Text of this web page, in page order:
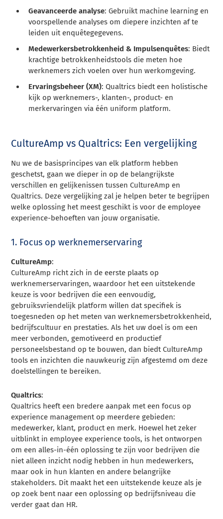
Geavanceerde analyse: Gebruikt machine learning en
voorspellende analyses om diepere inzichten af te
leiden uit enquêtegegevens.
Medewerkersbetrokkenheid & Impulsenquêtes: Biedt
krachtige betrokkenheidstools die meten hoe
werknemers zich voelen over hun werkomgeving.
Ervaringsbeheer (XM): Qualtrics biedt een holistische
kijk op werknemers-, klanten-, product- en
merkervaringen via één uniform platform.
CultureAmp vs Qualtrics: Een vergelijking
Nu we de basisprincipes van elk platform hebben
geschetst, gaan we dieper in op de belangrijkste
verschillen en gelijkenissen tussen CultureAmp en
Qualtrics. Deze vergelijking zal je helpen beter te begrijpen
welke oplossing het meest geschikt is voor de employee
experience-behoeften van jouw organisatie.
1. Focus op werknemerservaring
CultureAmp:
CultureAmp richt zich in de eerste plaats op
werknemerservaringen, waardoor het een uitstekende
keuze is voor bedrijven die een eenvoudig,
gebruiksvriendelijk platform willen dat specifiek is
toegesneden op het meten van werknemersbetrokkenheid,
bedrijfscultuur en prestaties. Als het uw doel is om een
meer verbonden, gemotiveerd en productief
personeelsbestand op te bouwen, dan biedt CultureAmp
tools en inzichten die nauwkeurig zijn afgestemd om deze
doelstellingen te bereiken.
Qualtrics:
Qualtrics heeft een bredere aanpak met een focus op
experience management op meerdere gebieden:
medewerker, klant, product en merk. Hoewel het zeker
uitblinkt in employee experience tools, is het ontworpen
om een alles-in-één oplossing te zijn voor bedrijven die
niet alleen inzicht nodig hebben in hun medewerkers,
maar ook in hun klanten en andere belangrijke
stakeholders. Dit maakt het een uitstekende keuze als je
op zoek bent naar een oplossing op bedrijfsniveau die
verder gaat dan HR.